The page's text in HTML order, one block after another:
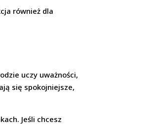
również dla
uczy uważności,
się spokojniejsze,
Jeśli chcesz